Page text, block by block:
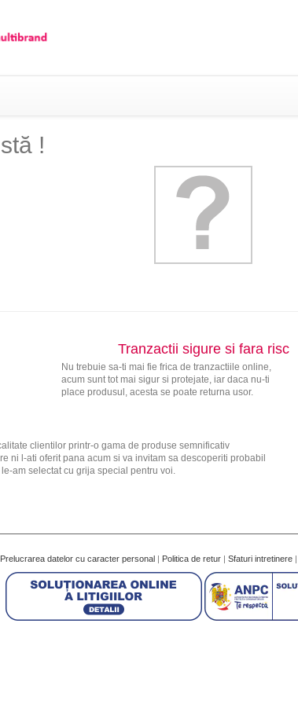
!
Tranzactii sigure si fara risc
Nu trebuie sa-ti mai fie frica de tranzactiile online,
acum sunt tot mai sigur si protejate, iar daca nu-ti
place produsul, acesta se poate returna usor.
clientilor printr-o gama de produse semnificativ
ni l-ati oferit pana acum si va invitam sa descoperiti probabil
am selectat cu grija special pentru voi.
Prelucrarea datelor cu caracter personal | Politica de retur | Sfaturi intretinere |